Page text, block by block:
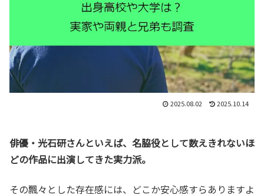
2025.08.02 2025.10.14
俳優・光石研さんといえば、名脇役として数えきれないほ
どの作品に出演してきた実力派。
その飄々とした存在感には、どこか安心感すらありますよ